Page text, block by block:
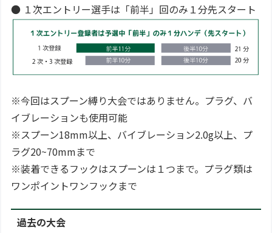
● １次エントリー選手は「前半」回のみ１分先スタート
※今回はスプーン縛り大会ではありません。プラグ、バ
イブレーションも使用可能
※スプーン18mm以上、バイブレーション2.0g以上、プ
ラグ20~70mmまで
※装着できるフックはスプーンは１つまで。プラグ類は
ワンポイントワンフックまで
過去の大会